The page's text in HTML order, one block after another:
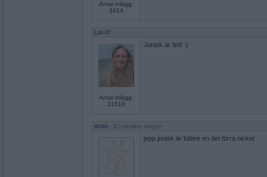
Antal inlägg:
3414
Lill-IT
Antal inlägg:
31618
Jonisk är fint! :)
ttiittii - Ej medlem längre
jepp jonisk är bättre en det förra nicket